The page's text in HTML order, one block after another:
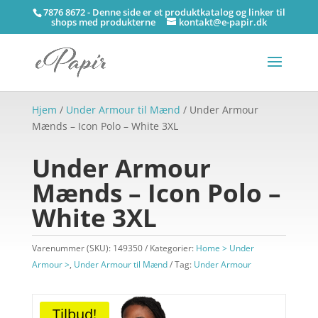
7876 8672 - Denne side er et produktkatalog og linker til
shops med produkterne kontakt@e-papir.dk
Hjem / Under Armour til Mænd / Under Armour
Mænds – Icon Polo – White 3XL
Under Armour
Mænds – Icon Polo –
White 3XL
Varenummer (SKU): 149350 Kategorier: Home > Under
Armour >, Under Armour til Mænd Tag: Under Armour
Tilbud!